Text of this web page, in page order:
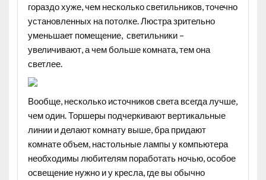
гораздо хуже, чем несколько светильников, точечно
установленных на потолке. Люстра зрительно
уменьшает помещение, светильники –
увеличивают, а чем больше комната, тем она
светлее.
Вообще, несколько источников света всегда лучше,
чем один. Торшеры подчеркивают вертикальные
линии и делают комнату выше, бра придают
комнате объем, настольные лампы у компьютера
необходимы любителям поработать ночью, особое
освещение нужно и у кресла, где вы обычно